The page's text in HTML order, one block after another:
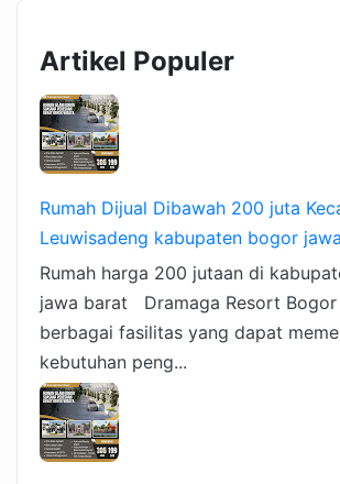
Artikel Populer
Rumah Dijual Dibawah 200 juta
Leuwisadeng kabupaten bogor
Rumah harga 200 jutaan di
jawa barat Dramaga Resort Bogor
berbagai fasilitas yang dapat
kebutuhan peng...